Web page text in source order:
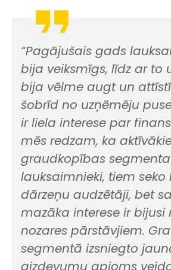
“Pagājušais gads
bija veiksmīgs, līdz ar to
bija vēlme augt un
šobrīd no uzņēmēju
ir liela interese par
mēs redzam, ka
graudkopības segmenta
lauksaimnieki, tiem
dārzeņu audzētāji, bet
mazāka interese ir bijusi
nozares pārstāvjiem.
segmentā izsniegto
aizdevumu apjoms